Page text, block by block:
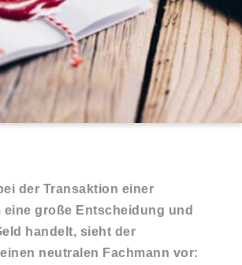
der Transaktion einer
eine große Entscheidung und
handelt, sieht der
neutralen Fachmann vor: